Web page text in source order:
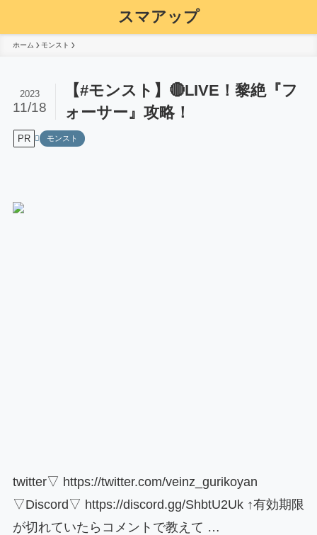
スマアップ
ホーム モンスト
【#モンスト】🔴LIVE！黎絶『フ
ォーサー』攻略！
2023
11/18
PR モンスト
twitter▽ https://twitter.com/veinz_gurikoyan
▽Discord▽ https://discord.gg/ShbtU2Uk ↑有効期限
が切れていたらコメントで教えて …